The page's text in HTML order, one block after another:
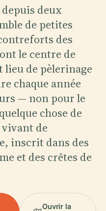
deux
de petites
des
le centre de
lieu de pèlerinage
chaque année
— non pour le
chose de
de
inscrit dans des
et des crêtes de
Ouvrir la